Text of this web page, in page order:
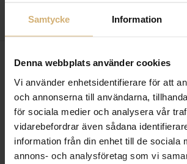
Samtycke Information
Denna webbplats använder cookies
Vi använder enhetsidentifierare för att
och annonserna till användarna,
för sociala medier och analysera vår
vidarebefordrar även sådana
information från din enhet till de sociala
annons- och analysföretag som vi